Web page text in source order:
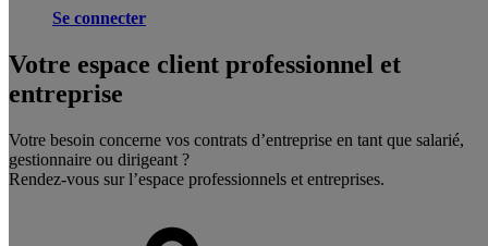
Se connecter
Votre espace client professionnel et
entreprise
Votre besoin concerne vos contrats d’entreprise en tant que salarié,
gestionnaire ou dirigeant ?
Rendez-vous sur l’espace professionnels et entreprises.